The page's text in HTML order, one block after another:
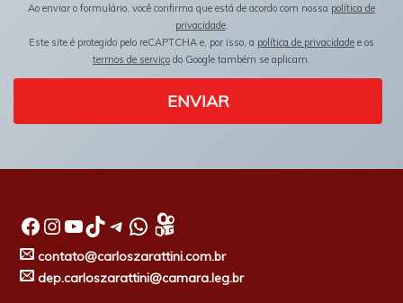
Ao enviar o formulário, você confirma que está de acordo com nossa política de
privacidade.
Este site é protegido pelo reCAPTCHA e, por isso, a política de privacidade e os
termos de serviço do Google também se aplicam.
ENVIAR
Facebook InstagramYoutube TikTok Telegram WhatsApp
contato@carloszarattini.com.br
dep.carloszarattini@camara.leg.br